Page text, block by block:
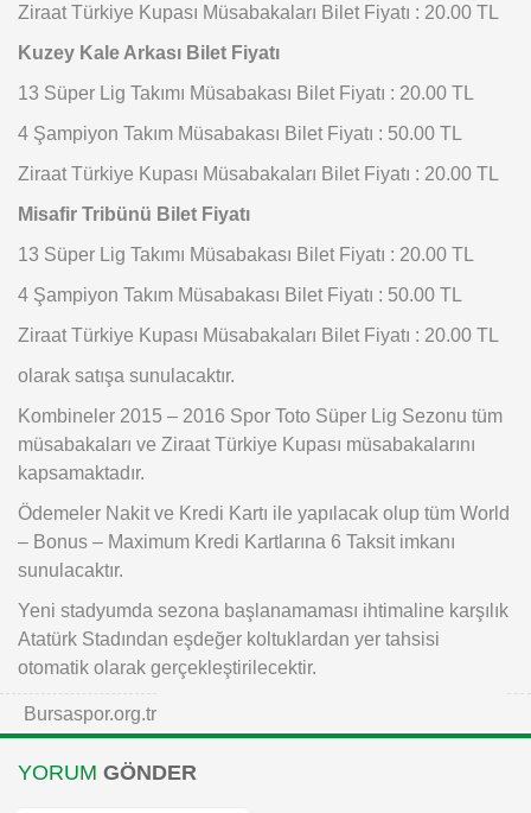
Ziraat Türkiye Kupası Müsabakaları Bilet Fiyatı : 20.00 TL
Kuzey Kale Arkası Bilet Fiyatı
13 Süper Lig Takımı Müsabakası Bilet Fiyatı : 20.00 TL
4 Şampiyon Takım Müsabakası Bilet Fiyatı : 50.00 TL
Ziraat Türkiye Kupası Müsabakaları Bilet Fiyatı : 20.00 TL
Misafir Tribünü Bilet Fiyatı
13 Süper Lig Takımı Müsabakası Bilet Fiyatı : 20.00 TL
4 Şampiyon Takım Müsabakası Bilet Fiyatı : 50.00 TL
Ziraat Türkiye Kupası Müsabakaları Bilet Fiyatı : 20.00 TL
olarak satışa sunulacaktır.
Kombineler 2015 – 2016 Spor Toto Süper Lig Sezonu tüm
müsabakaları ve Ziraat Türkiye Kupası müsabakalarını
kapsamaktadır.
Ödemeler Nakit ve Kredi Kartı ile yapılacak olup tüm World
– Bonus – Maximum Kredi Kartlarına 6 Taksit imkanı
sunulacaktır.
Yeni stadyumda sezona başlanamaması ihtimaline karşılık
Atatürk Stadından eşdeğer koltuklardan yer tahsisi
otomatik olarak gerçekleştirilecektir.
Bursaspor.org.tr
YORUM GÖNDER